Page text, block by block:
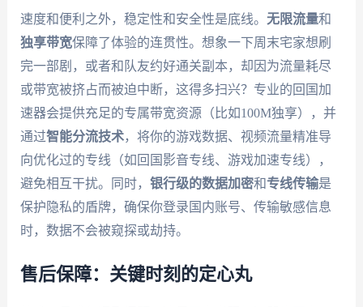
速度和便利之外，稳定性和安全性是底线。 无限流量和
独享带宽保障了体验的连贯性。想象一下周末宅家想刷
完一部剧，或者和队友约好通关副本，却因为流量耗尽
或带宽被挤占而被迫中断，这得多扫兴？专业的回国加
速器会提供充足的专属带宽资源（比如100M独享），并
通过智能分流技术，将你的游戏数据、视频流量精准导
向优化过的专线（如回国影音专线、游戏加速专线），
避免相互干扰。同时， 银行级的数据加密和专线传输是
保护隐私的盾牌，确保你登录国内账号、传输敏感信息
时，数据不会被窥探或劫持。
售后保障：关键时刻的定心丸